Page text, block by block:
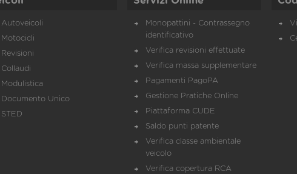
Autoveicoli
Motocicli
Revisioni
Collaudi
Modulistica
Documento Unico
STED
Monopattini - Contrassegno
identificativo
Verifica revisioni effettuate
Verifica massa supplementare
Pagamenti PagoPA
Gestione Pratiche Online
Piattaforma CUDE
Saldo punti patente
Verifica classe ambientale
veicolo
Verifica copertura RCA